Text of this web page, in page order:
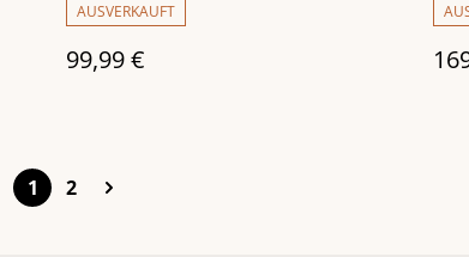
AUSVERKAUFT
99,99 €
1 2